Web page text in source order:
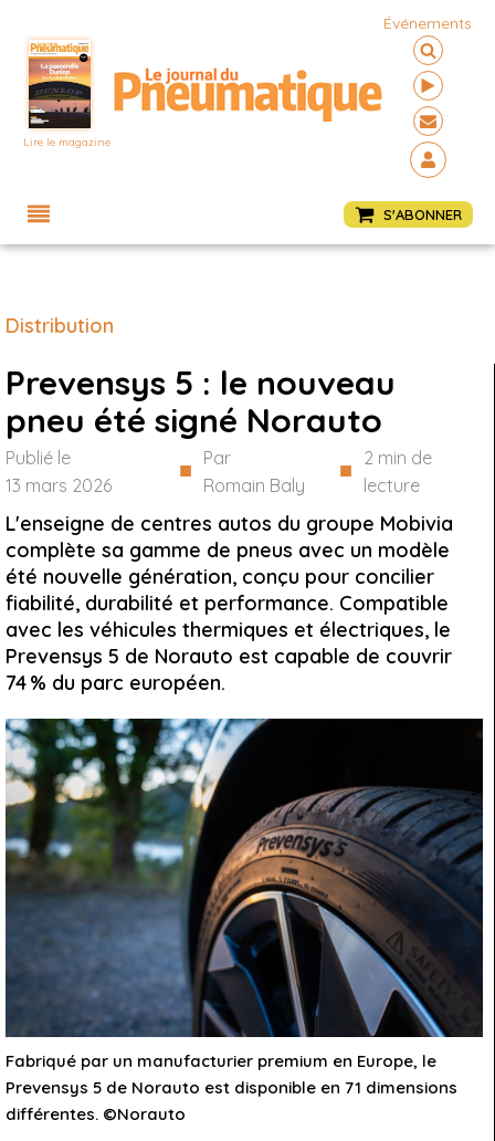
Lire le magazine
Événements
S'ABONNER
Distribution
Prevensys 5 : le nouveau
pneu été signé Norauto
Publié le
13 mars 2026
■ Par
Romain Baly
■ 2 min de
lecture
L'enseigne de centres autos du groupe Mobivia
complète sa gamme de pneus avec un modèle
été nouvelle génération, conçu pour concilier
fiabilité, durabilité et performance. Compatible
avec les véhicules thermiques et électriques, le
Prevensys 5 de Norauto est capable de couvrir
74 % du parc européen.
Fabriqué par un manufacturier premium en Europe, le
Prevensys 5 de Norauto est disponible en 71 dimensions
différentes. ©Norauto